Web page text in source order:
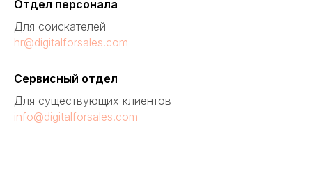
Отдел персонала
Для соискателей
hr@digitalforsales.com
Сервисный отдел
Для существующих клиентов
info@digitalforsales.com